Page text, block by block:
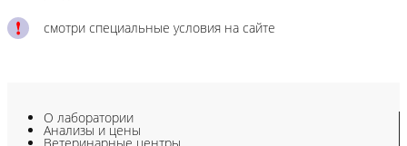
смотри специальные условия на сайте
О лаборатории
Анализы и цены